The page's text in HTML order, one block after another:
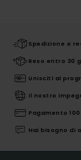
Spedizione e
Reso entro 30
Unisciti al
Il nostro
Pagamento
Hai bisogno di